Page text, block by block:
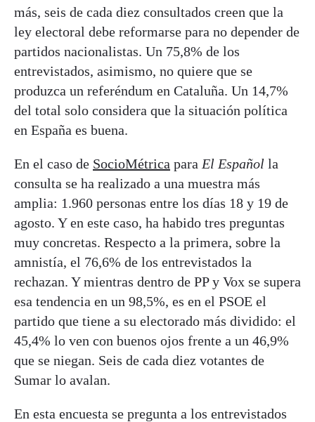
más, seis de cada diez consultados creen que la
ley electoral debe reformarse para no depender de
partidos nacionalistas. Un 75,8% de los
entrevistados, asimismo, no quiere que se
produzca un referéndum en Cataluña. Un 14,7%
del total solo considera que la situación política
en España es buena.
En el caso de SocioMétrica para El Español la
consulta se ha realizado a una muestra más
amplia: 1.960 personas entre los días 18 y 19 de
agosto. Y en este caso, ha habido tres preguntas
muy concretas. Respecto a la primera, sobre la
amnistía, el 76,6% de los entrevistados la
rechazan. Y mientras dentro de PP y Vox se supera
esa tendencia en un 98,5%, es en el PSOE el
partido que tiene a su electorado más dividido: el
45,4% lo ven con buenos ojos frente a un 46,9%
que se niegan. Seis de cada diez votantes de
Sumar lo avalan.
En esta encuesta se pregunta a los entrevistados